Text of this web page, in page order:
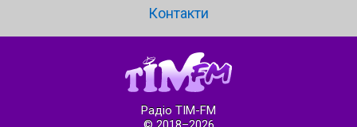
Контакти
Радіо ТІМ-FM